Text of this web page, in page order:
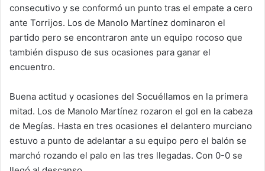
consecutivo y se conformó un punto tras el empate a cero
ante Torrijos. Los de Manolo Martínez dominaron el
partido pero se encontraron ante un equipo rocoso que
también dispuso de sus ocasiones para ganar el
encuentro.
Buena actitud y ocasiones del Socuéllamos en la primera
mitad. Los de Manolo Martínez rozaron el gol en la cabeza
de Megías. Hasta en tres ocasiones el delantero murciano
estuvo a punto de adelantar a su equipo pero el balón se
marchó rozando el palo en las tres llegadas. Con 0-0 se